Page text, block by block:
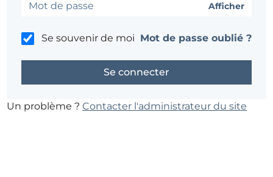
Afficher
Se souvenir de moi Mot de passe oublié ?
Un problème ?Contacter l'administrateur du site